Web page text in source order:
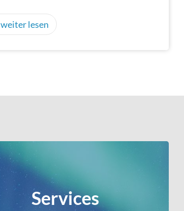
weiter lesen
Services